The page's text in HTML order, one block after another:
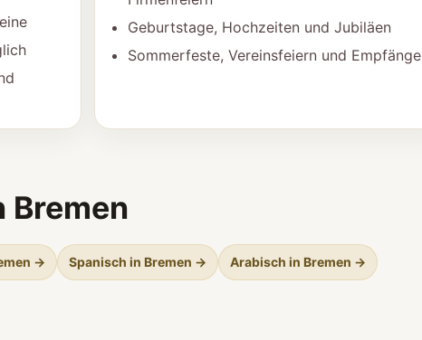
Geburtstage, Hochzeiten und Jubiläen
Sommerfeste, Vereinsfeiern und Empfänge
Bremen
→ Spanisch in Bremen → Arabisch in Bremen →